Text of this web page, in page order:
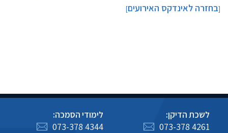
[בחזרה לאינדקס האירועים]
לשכת הדיקן:
073-378 4261
לימודי הסמכה:
073-378 4344